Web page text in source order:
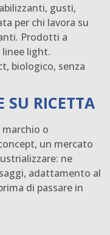
gusti,
per chi lavora su
Prodotti a
light.
biologico, senza
SU RICETTA
o
un mercato
ne
adattamento al
di passare in